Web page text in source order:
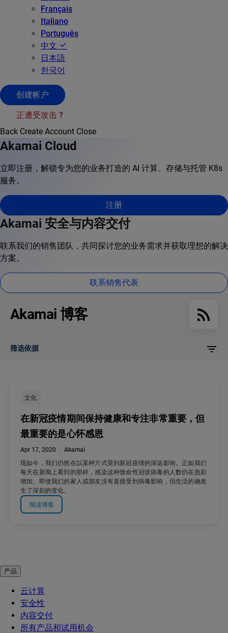
Français
Italiano
Português
中文
日本語
한국어
创建帐户
正遭受攻击 ?
Back Create Account Close
Akamai Cloud
立即注册，解锁专为您的业务打造的 AI 计算、存储与托管 K8s
服务。
注册
Akamai 安全与内容交付
联系我们的销售团队，共同探讨您的业务需求并获取理想的解决
方案。
联系销售代表
Akamai 博客
筛选依据
文化
在新冠疫情期间保持健康和专注非常重要，但
最重要的是心怀感恩
Apr 17, 2020
Akamai
现如今，我们仍然在以某种方式受到新冠疫情的深远影响。正如我们
每天在新闻上看到的那样，感染这种致命性冠状病毒的人数仍在急剧
增加。即使我们的家人或朋友没有直接受到病毒影响，但生活的确发
生了深刻的变化。
阅读博客
产品
云计算
安全性
内容交付
所有产品和试用机会